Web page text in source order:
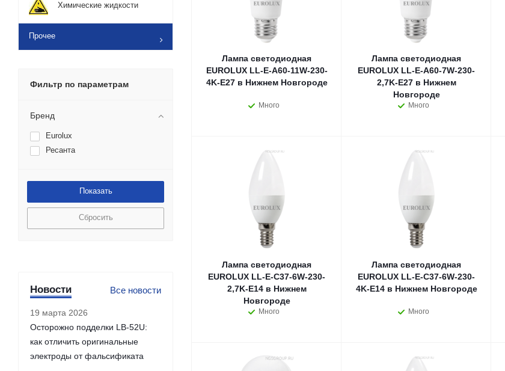
Лампа светодиодная
EUROLUX LL-E-A60-11W-230-
4K-E27 в Нижнем Новгороде
Много
Лампа светодиодная
EUROLUX LL-E-A60-7W-230-
2,7K-E27 в Нижнем
Новгороде
Много
Лампа светодиодная
EUROLUX LL-E-C37-6W-230-
2,7K-E14 в Нижнем
Новгороде
Много
Лампа светодиодная
EUROLUX LL-E-C37-6W-230-
4K-E14 в Нижнем Новгороде
Много
Химические жидкости
Прочее
Фильтр по параметрам
Бренд
Eurolux
Ресанта
Сбросить
Новости Все новости
19 марта 2026
Осторожно подделки LB-52U:
как отличить оригинальные
электроды от фальсификата